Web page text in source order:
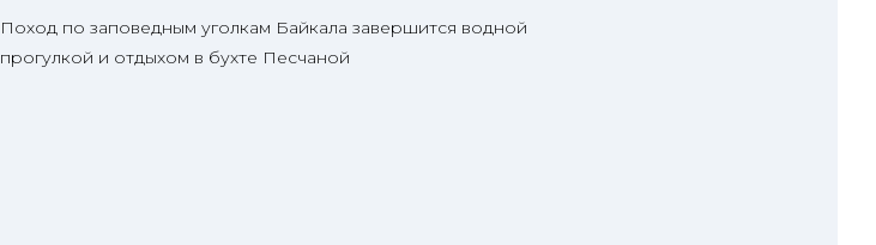
Поход по заповедным уголкам Байкала завершится водной
прогулкой и отдыхом в бухте Песчаной